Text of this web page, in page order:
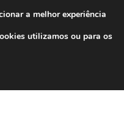
7 EUR
626 diariamente
a melhor experiência
utilizamos ou para os